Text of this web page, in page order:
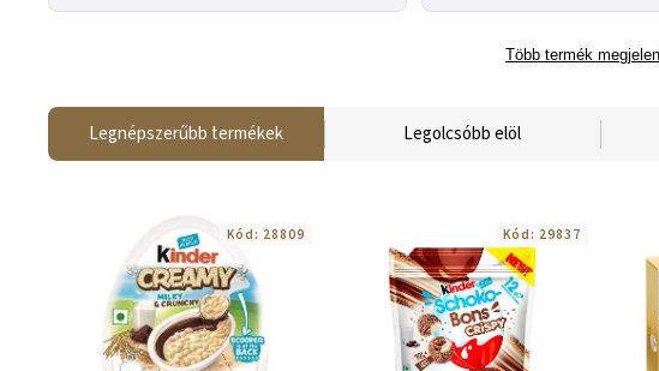
Több termék
Legnépszerűbb termékek Legolcsóbb elöl
Kód: 28809 Kód: 29837